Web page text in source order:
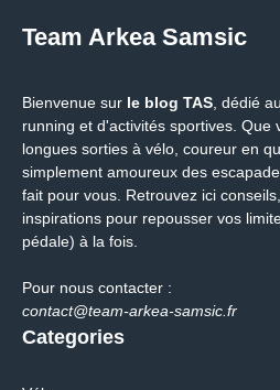
Team Arkea Samsic
Bienvenue sur le blog TAS , dédié
running et d'activités sportives. Que
longues sorties à vélo, coureur en
simplement amoureux des
fait pour vous. Retrouvez ici
inspirations pour repousser vos
pédale) à la fois.
Pour nous contacter :
contact@team-arkea-samsic.fr
Categories